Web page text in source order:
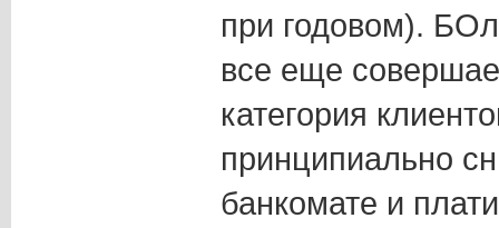
при годовом).
все еще
категория
принципиально
банкомате и